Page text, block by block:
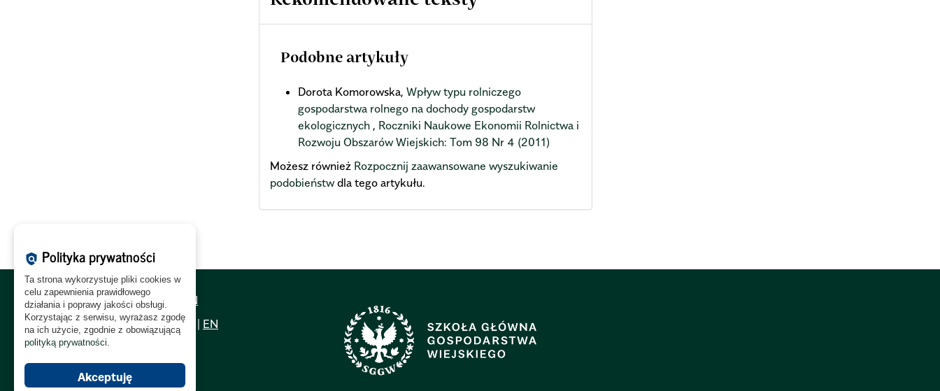
Podobne artykuły
Dorota Komorowska,Wpływ typu rolniczego
gospodarstwa rolnego na dochody gospodarstw
ekologicznych , Roczniki Naukowe Ekonomii Rolnictwa i
Rozwoju Obszarów Wiejskich: Tom 98 Nr 4 (2011)
Możesz również Rozpocznij zaawansowane wyszukiwanie
podobieństwdla tego artykułu.
Polityka Cookies:PL
EN
Polityka Prywatności:PL
EN
Polityka RODO:
policy Polityka prywatności
Ta strona wykorzystuje pliki cookies w
celu zapewnienia prawidłowego
działania i poprawy jakości obsługi.
Korzystając z serwisu, wyrażasz zgodę
na ich użycie, zgodnie z obowiązującą
polityką prywatności
Akceptuję